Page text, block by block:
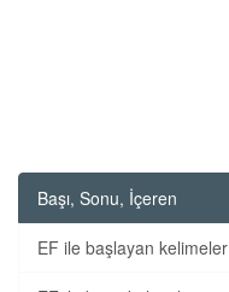
Başı, Sonu, İçeren
EF ile başlayan kelimeler